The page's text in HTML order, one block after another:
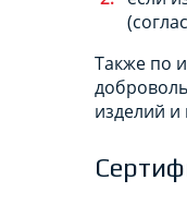
Также по
изделий и